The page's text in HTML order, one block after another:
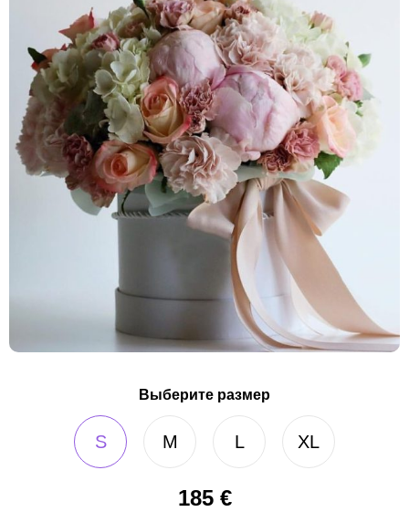
Выберите размер
S M L XL
185€